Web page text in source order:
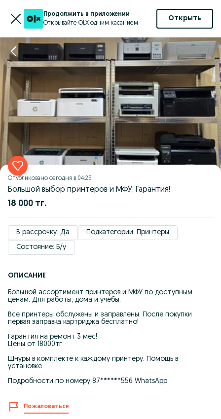
Продолжить в приложении
Открывайте OLX одним касанием
Открыть
Опубликовано сегодня в 04:25
Большой выбор принтеров и МФУ, Гарантия!
18 000 тг.
В рассрочку: Да
Подкатегории: Принтеры
Состояние: Б/у
ОПИСАНИЕ
Большой ассортимент принтеров и МФУ по доступным
ценам. Для работы, дома и учёбы.
Все принтеры обслужены и заправлены. После покупки
первая заправка картриджа бесплатно!
Гарантия на ремонт 3 мес!
Цены от 18000тг
Шнуры в комплекте к каждому принтеру. Помощь в
установке.
Подробности по номеру 87******556 WhatsApp
Пожаловаться